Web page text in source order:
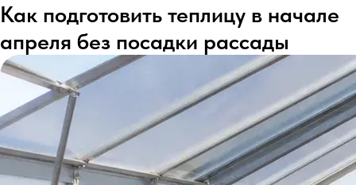
Как подготовить теплицу в начале
апреля без посадки рассады